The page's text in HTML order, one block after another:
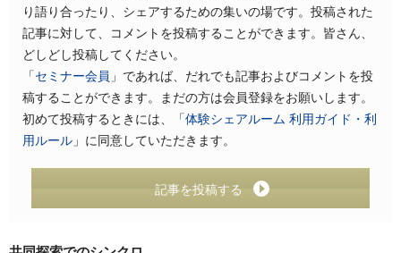
り語り合ったり、シェアするための集いの場です。投稿された
記事に対して、コメントを投稿することができます。皆さん、
どしどし投稿してください。
「セミナー会員 」であれば、だれでも記事およびコメントを投
稿することができます。まだの方は会員登録をお願いします。
初めて投稿するときには、「体験シェアルーム 利用ガイド・利
用ルール 」に同意していただきます。
記事を投稿する